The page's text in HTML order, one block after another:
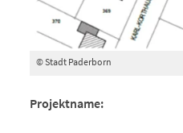
© Stadt Paderborn
Projektname: